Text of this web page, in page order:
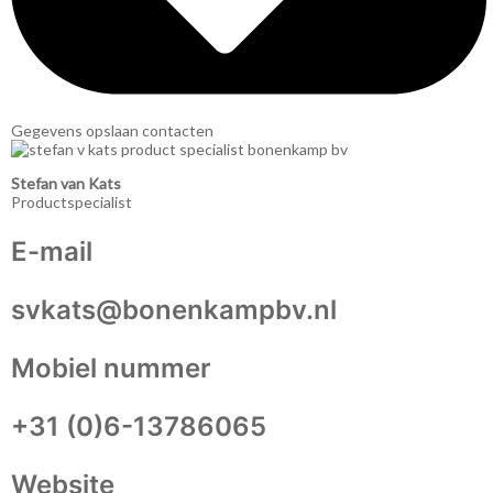
Gegevens opslaan contacten
Stefan van Kats
Productspecialist
E-mail
svkats@bonenkampbv.nl
Mobiel nummer
+31 (0)6-13786065
Website